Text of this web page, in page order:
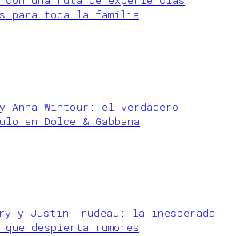
para toda la familia
y Anna Wintour: el verdadero
en Dolce & Gabbana
y Justin Trudeau: la inesperada
que despierta rumores